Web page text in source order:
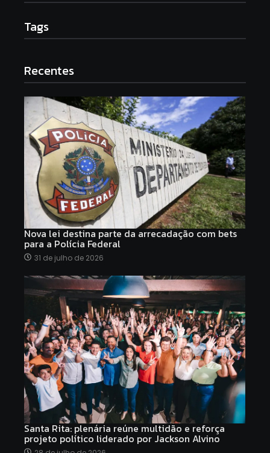
Tags
Recentes
Nova lei destina parte da arrecadação com bets
para a Polícia Federal
31 de julho de 2026
Santa Rita: plenária reúne multidão e reforça
projeto político liderado por Jackson Alvino